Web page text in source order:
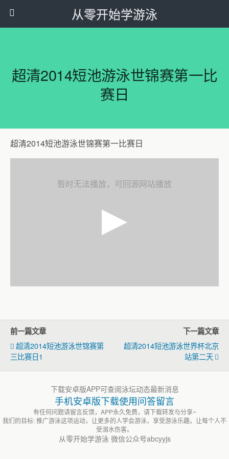
从零开始学游泳
超清2014短池游泳世锦赛第一比
赛日
超清2014短池游泳世锦赛第一比赛日
暂时无法播放，可回源网站播放
前一篇文章
超清2014短池游泳世锦赛第
三比赛日1
下一篇文章
超清2014短池游泳世界杯北京
站第二天
下载安卓版APP可查阅泳坛动态最新消息
手机安卓版下载使用问答留言
有任何问题请留言反馈，APP永久免费，请下载转发与分享~
我们的目标: 推广游泳这项运动，让更多的人学会游泳，享受游泳乐趣。让每个人不
受溺水伤害。
从零开始学游泳 微信公众号abcyyjs